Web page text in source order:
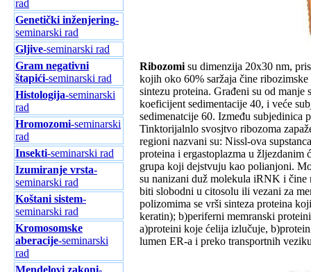
rad
Genetički inženjering-
seminarski rad
Gljive-seminarski rad
Gram negativni
štapići-seminarski rad
Histologija-seminarski
rad
Hromozomi-seminarski
rad
Insekti-seminarski rad
Izumiranje vrsta-
seminarski rad
Koštani sistem-
seminarski rad
Kromosomske
aberacije-seminarski
rad
Mendelovi zakoni-
Ribozomi su dimenzija 20x30 nm,
kojih oko 60% saržaja čine
sintezu proteina. Građeni su od
koeficijent sedimentacije 40, i veće
sedimenatcije 60. Između
Tinktorijalnlo svosjtvo ribozoma
regioni nazvani su: Nissl-ova
proteina i ergastoplazma u
grupa koji dejstvuju kao polianjoni.
su nanizani duž molekula iRNK i čine
biti slobodni u citosolu ili vezani za
polizomima se vrši sinteza proteina
keratin); b)periferni memranski
a)proteini koje ćelija izlučuje,
lumen ER-a i preko transportnih